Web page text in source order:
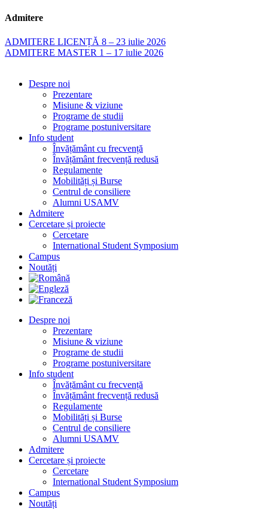
Admitere
ADMITERE LICENȚĂ 8 – 23 iulie 2026
ADMITERE MASTER 1 – 17 iulie 2026
Despre noi
Prezentare
Misiune & viziune
Programe de studii
Programe postuniversitare
Info student
Învățământ cu frecvență
Învățământ frecvență redusă
Regulamente
Mobilități și Burse
Centrul de consiliere
Alumni USAMV
Admitere
Cercetare și proiecte
Cercetare
International Student Symposium
Campus
Noutăți
Despre noi
Prezentare
Misiune & viziune
Programe de studii
Programe postuniversitare
Info student
Învățământ cu frecvență
Învățământ frecvență redusă
Regulamente
Mobilități și Burse
Centrul de consiliere
Alumni USAMV
Admitere
Cercetare și proiecte
Cercetare
International Student Symposium
Campus
Noutăți